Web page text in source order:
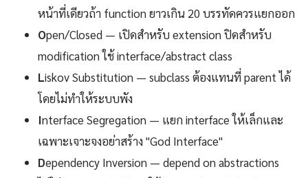
หน้าที่เดียวถ้า function ยาวเกิน 20 บรรทัดควรแยกออก
Open/Closed — เปิดสำหรับ extension ปิดสำหรับ
modification ใช้ interface/abstract class
Liskov Substitution — subclass ต้องแทนที่ parent ได้
โดยไม่ทำให้ระบบพัง
Interface Segregation — แยก interface ให้เล็กและ
เฉพาะเจาะจงอย่าสร้าง "God Interface"
Dependency Inversion — depend on abstractions